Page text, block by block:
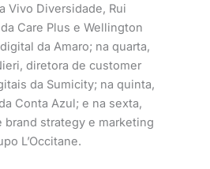
Vivo Diversidade, Rui
Care Plus e Wellington
da Amaro; na quarta,
diretora de customer
da Sumicity; na quinta,
Conta Azul; e na sexta,
brand strategy e marketing
L’Occitane.